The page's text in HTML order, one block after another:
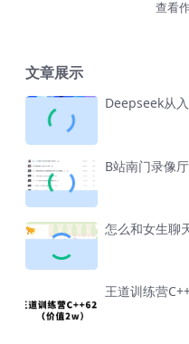
查看
文章展示
Deepseek从
B站南门录像
怎么和女生聊
王道训练营